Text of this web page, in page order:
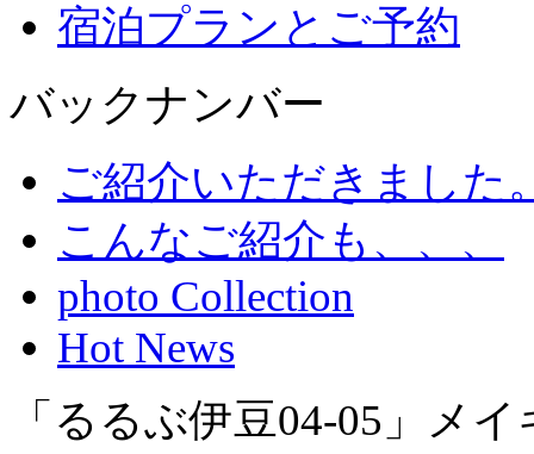
宿泊プランとご予約
バックナンバー
ご紹介いただきました
こんなご紹介も、、、
photo Collection
Hot News
「るるぶ伊豆04-05」メ